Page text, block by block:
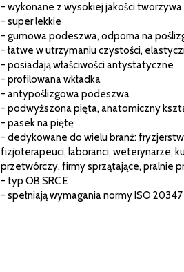
- wykonane z wysokiej jakości tworzywa
- super lekkie
- gumowa podeszwa, odporna na
- łatwe w utrzymaniu czystości,
- posiadają właściwości antystatyczne
- profilowana wkładka
- antypoślizgowa podeszwa
- podwyższona pięta, anatomiczny
- pasek na piętę
- dedykowane do wielu branż:
fizjoterapeuci, laboranci, weterynarze,
przetwórczy, firmy sprzątające, pralnie
- typ OB SRC E
- spełniają wymagania normy ISO 20347